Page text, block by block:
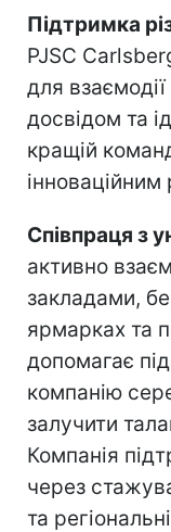
Підтримка
PJSC
для взаємодії
досвідом та
кращій
Співпраця з
активно
закладами,
ярмарках та
допомагає
компанію
залучити
Компанія
через
та